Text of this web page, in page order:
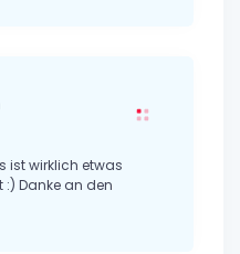
ist wirklich etwas
:) Danke an den